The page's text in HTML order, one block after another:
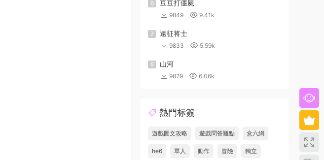
6 豆豆打僵屍
9849 9.41k
7 遠征将士
9833 5.59k
8 山河
9829 6.06k
熱門标簽
遊戲圖文攻略 遊戲問答難點 盒六網
he6 單人 動作 冒險 獨立